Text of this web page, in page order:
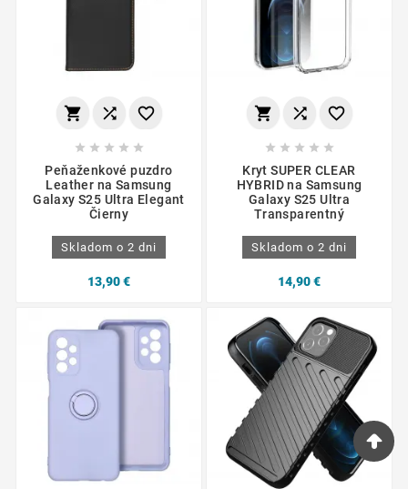
  
    
Peňaženkové puzdro
Leather na Samsung
Galaxy S25 Ultra Elegant
Čierny
Skladom o 2 dni
13,90 €
  
    
Kryt SUPER CLEAR
HYBRID na Samsung
Galaxy S25 Ultra
Transparentný
Skladom o 2 dni
14,90 €